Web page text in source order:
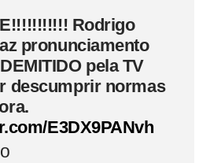
Rodrigo
pronunciamento
pela TV
descumprir normas
E3DX9PANvh